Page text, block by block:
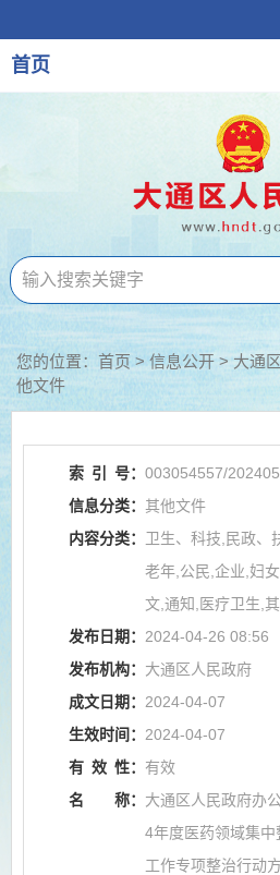
首页
您的位置： 首页>信息公开> 大通
他文件
索 引 号： 003054557/
信息分类： 其他文件
内容分类： 卫生、科技,民政、
老年,公民,企业,妇
文,通知,医疗卫生,
发布日期： 2024-04-26 08:56
发布机构： 大通区人民政府
成文日期： 2024-04-07
生效时间： 2024-04-07
有 效 性： 有效
名
称： 大通区人民政府办
4年度医药领域集
工作专项整治行动